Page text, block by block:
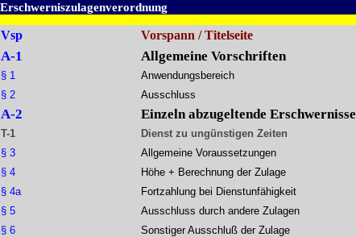
Erschwerniszulagenverordnung
Vsp Vorspann / Titelseite
A-1
§ 1
§ 2
A-2
T-1
§ 3
§ 4
§ 4a
§ 5
§ 6
Allgemeine Vorschriften
Anwendungsbereich
Ausschluss
Einzeln abzugeltende Erschwernisse
Dienst zu ungünstigen Zeiten
Allgemeine Voraussetzungen
Höhe + Berechnung der Zulage
Fortzahlung bei Dienstunfähigkeit
Ausschluss durch andere Zulagen
Sonstiger Ausschluß der Zulage